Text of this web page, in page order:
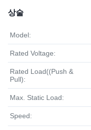
상술
Model:
Rated Voltage:
Rated Load((Push &
Pull):
Max. Static Load:
Speed: